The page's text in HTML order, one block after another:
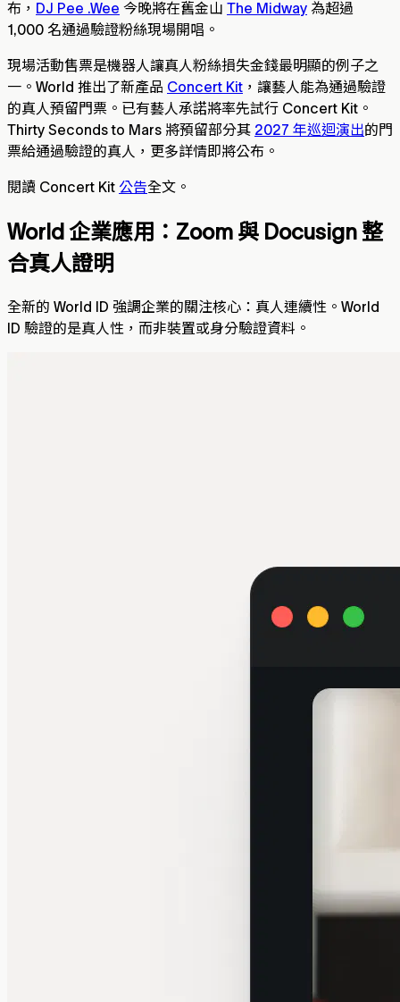
布， DJ Pee .Wee 今晚將在舊金山 The Midway 為超過
1,000 名通過驗證粉絲現場開唱。
現場活動售票是機器人讓真人粉絲損失金錢最明顯的例子之
一。World 推出了新產品 Concert Kit ，讓藝人能為通過驗證
的真人預留門票。已有藝人承諾將率先試行 Concert Kit。
Thirty Seconds to Mars 將預留部分其 2027 年巡迴演出的門
票給通過驗證的真人，更多詳情即將公布。
閱讀 Concert Kit 公告全文。
World 企業應用：Zoom 與 Docusign 整
合真人證明
全新的 World ID 強調企業的關注核心：真人連續性。World
ID 驗證的是真人性，而非裝置或身分驗證資料。